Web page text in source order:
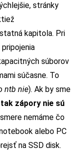
stránky
kapitola. Pri
súborov
súčasne. To
ntb nie). Ak by sme
tak zápory nie sú
nemáme čo
alebo PC
na SSD disk.